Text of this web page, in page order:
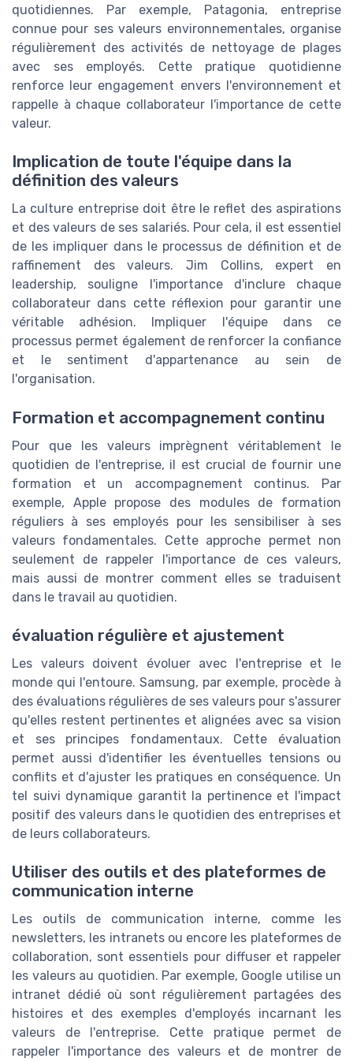
quotidiennes. Par exemple, Patagonia, entreprise
connue pour ses valeurs environnementales, organise
régulièrement des activités de nettoyage de plages
avec ses employés. Cette pratique quotidienne
renforce leur engagement envers l'environnement et
rappelle à chaque collaborateur l'importance de cette
valeur.
Implication de toute l'équipe dans la
définition des valeurs
La culture entreprise doit être le reflet des aspirations
et des valeurs de ses salariés. Pour cela, il est essentiel
de les impliquer dans le processus de définition et de
raffinement des valeurs. Jim Collins, expert en
leadership, souligne l'importance d'inclure chaque
collaborateur dans cette réflexion pour garantir une
véritable adhésion. Impliquer l'équipe dans ce
processus permet également de renforcer la confiance
et le sentiment d'appartenance au sein de
l'organisation.
Formation et accompagnement continu
Pour que les valeurs imprègnent véritablement le
quotidien de l'entreprise, il est crucial de fournir une
formation et un accompagnement continus. Par
exemple, Apple propose des modules de formation
réguliers à ses employés pour les sensibiliser à ses
valeurs fondamentales. Cette approche permet non
seulement de rappeler l'importance de ces valeurs,
mais aussi de montrer comment elles se traduisent
dans le travail au quotidien.
évaluation régulière et ajustement
Les valeurs doivent évoluer avec l'entreprise et le
monde qui l'entoure. Samsung, par exemple, procède à
des évaluations régulières de ses valeurs pour s'assurer
qu'elles restent pertinentes et alignées avec sa vision
et ses principes fondamentaux. Cette évaluation
permet aussi d'identifier les éventuelles tensions ou
conflits et d'ajuster les pratiques en conséquence. Un
tel suivi dynamique garantit la pertinence et l'impact
positif des valeurs dans le quotidien des entreprises et
de leurs collaborateurs.
Utiliser des outils et des plateformes de
communication interne
Les outils de communication interne, comme les
newsletters, les intranets ou encore les plateformes de
collaboration, sont essentiels pour diffuser et rappeler
les valeurs au quotidien. Par exemple, Google utilise un
intranet dédié où sont régulièrement partagées des
histoires et des exemples d'employés incarnant les
valeurs de l'entreprise. Cette pratique permet de
rappeler l'importance des valeurs et de montrer de